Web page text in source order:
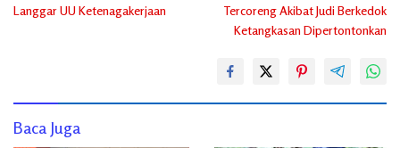
Langgar UU Ketenagakerjaan
Tercoreng Akibat Judi Berkedok
Ketangkasan Dipertontonkan
Baca Juga